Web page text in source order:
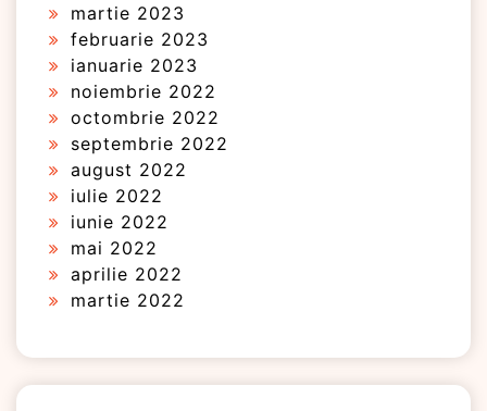
martie 2023
februarie 2023
ianuarie 2023
noiembrie 2022
octombrie 2022
septembrie 2022
august 2022
iulie 2022
iunie 2022
mai 2022
aprilie 2022
martie 2022